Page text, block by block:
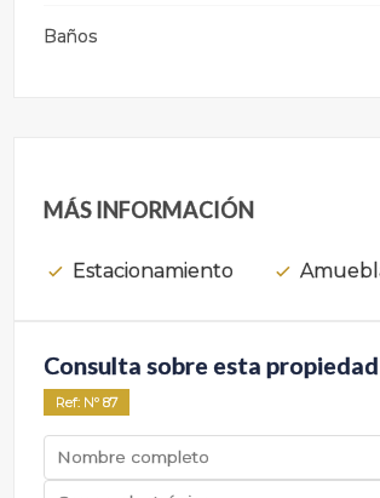
Baños
MÁS INFORMACIÓN
Estacionamiento
Consulta sobre esta propiedad
Ref: Nº 87